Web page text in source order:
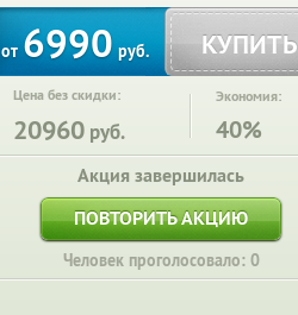
от 6990 руб. КУПИТЬ
Цена без скидки:
20960 руб.
Экономия:
40%
Акция завершилась
ПОВТОРИТЬ АКЦИЮ
Человек проголосовало: 0